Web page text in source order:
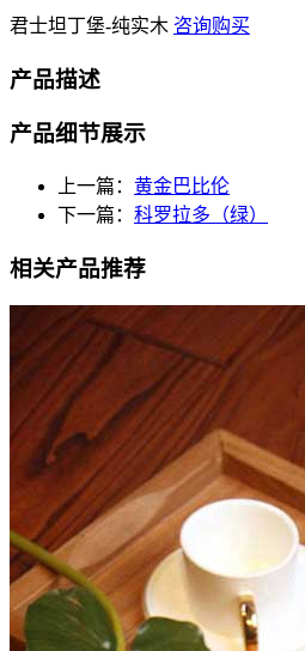
君士坦丁堡-纯实木 咨询购买
产品描述
产品细节展示
上一篇： 黄金巴比伦
下一篇： 科罗拉多（绿）
相关产品推荐